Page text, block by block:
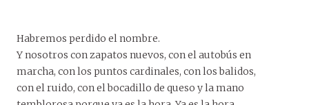
Habremos perdido el nombre.
Y nosotros con zapatos nuevos, con el autobús en
marcha, con los puntos cardinales, con los balidos,
con el ruido, con el bocadillo de queso y la mano